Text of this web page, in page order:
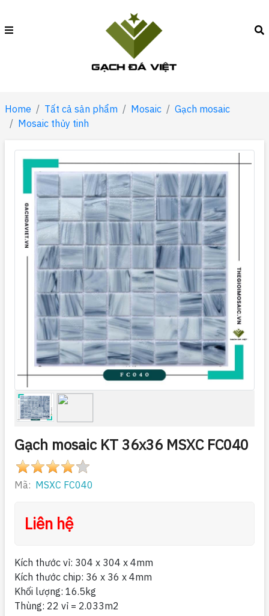
Home Tất cả sản phẩm Mosaic
Gạch mosaic
Mosaic thủy tinh
Gạch mosaic KT 36x36 MSXC FC040
Mã: MSXC FC040
Liên hệ
Kích thước vỉ: 304 x 304 x 4mm
Kích thước chip: 36 x 36 x 4mm
Khối lượng: 16.5kg
Thùng: 22 vỉ = 2.033m2